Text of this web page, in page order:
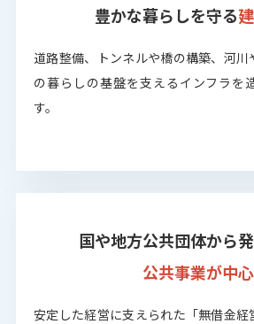
豊かな暮らしを守る
道路整備、トンネルや橋の構築、河川
の暮らしの基盤を支えるインフラを
す。
国や地方公共団体から
公共事業が中心
安定した経営に支えられた「無借金